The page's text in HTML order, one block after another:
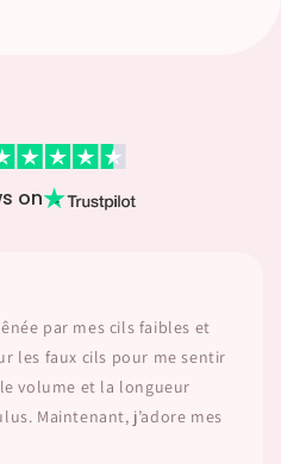
on
toujours sentie gênée par mes cils
compter sur les faux cils
m’a donné le volume et la
j’ai toujours voulus. Maintenant,